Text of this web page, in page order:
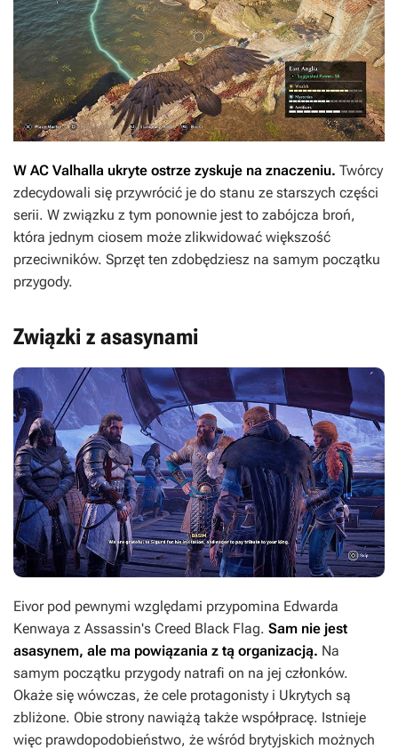
W AC Valhalla ukryte ostrze zyskuje na znaczeniu. Twórcy
zdecydowali się przywrócić je do stanu ze starszych części
serii. W związku z tym ponownie jest to zabójcza broń,
która jednym ciosem może zlikwidować większość
przeciwników. Sprzęt ten zdobędziesz na samym początku
przygody.
Związki z asasynami
Eivor pod pewnymi względami przypomina Edwarda
Kenwaya z Assassin's Creed Black Flag. Sam nie jest
asasynem, ale ma powiązania z tą organizacją. Na
samym początku przygody natrafi on na jej członków.
Okaże się wówczas, że cele protagonisty i Ukrytych są
zbliżone. Obie strony nawiążą także współpracę. Istnieje
więc prawdopodobieństwo, że wśród brytyjskich możnych